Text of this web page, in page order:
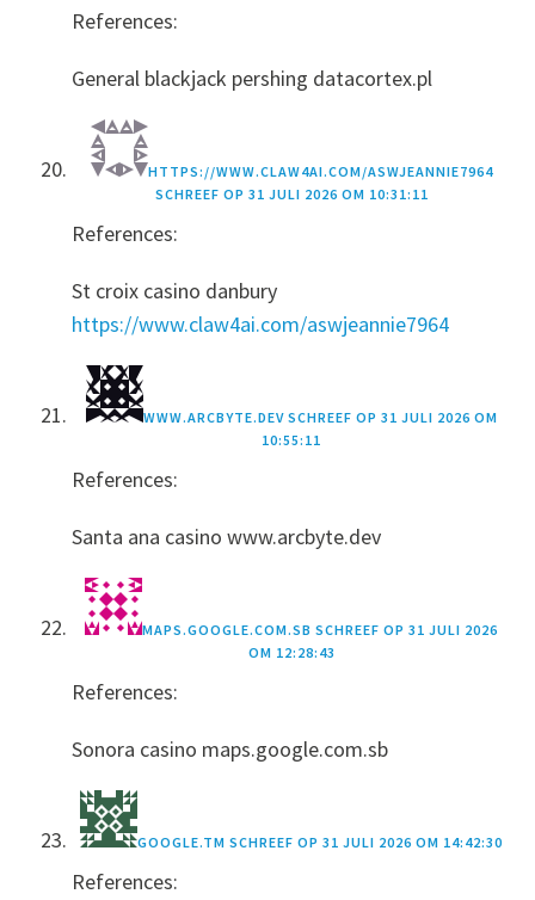
References:
General blackjack pershing datacortex.pl
HTTPS://WWW.CLAW4AI.COM/ASWJEANNIE7964
SCHREEF OP 31 JULI 2026 OM 10:31:11
References:
St croix casino danbury
https://www.claw4ai.com/aswjeannie7964
WWW.ARCBYTE.DEVSCHREEF OP 31 JULI 2026 OM
10:55:11
References:
Santa ana casino www.arcbyte.dev
MAPS.GOOGLE.COM.SB SCHREEF OP 31 JULI 2026
OM 12:28:43
References:
Sonora casino maps.google.com.sb
GOOGLE.TM SCHREEF OP 31 JULI 2026 OM 14:42:30
References: